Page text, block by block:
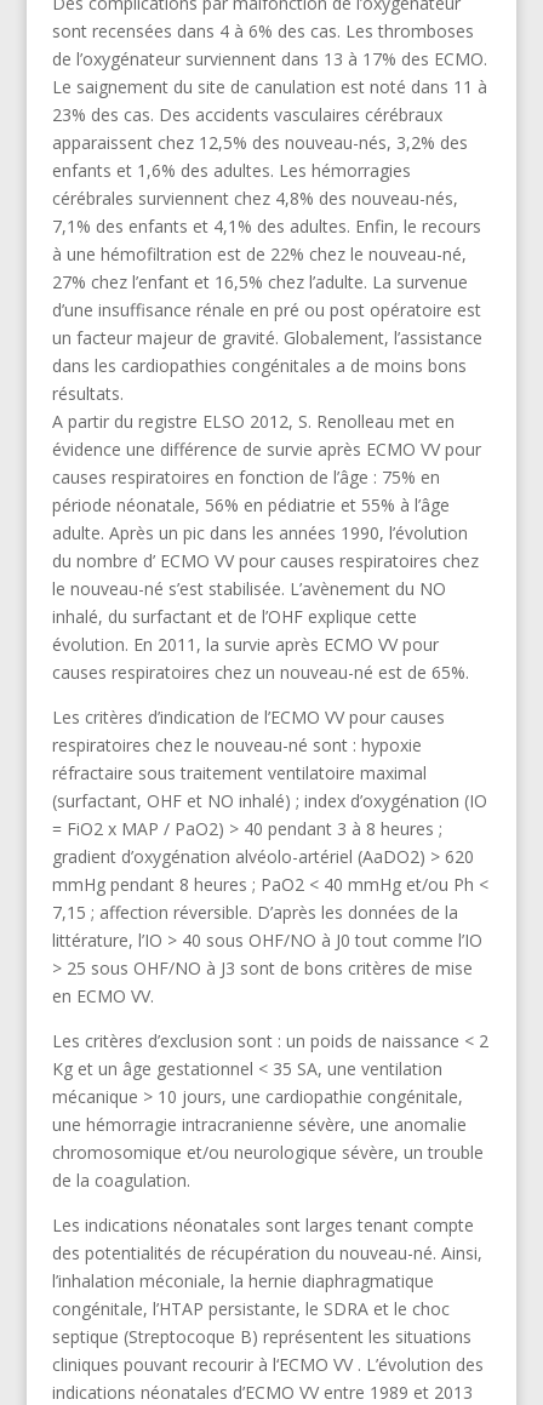
sont recensées dans 4 à 6% des cas. Les thromboses
de l’oxygénateur surviennent dans 13 à 17% des ECMO.
Le saignement du site de canulation est noté dans 11 à
23% des cas. Des accidents vasculaires cérébraux
apparaissent chez 12,5% des nouveau-nés, 3,2% des
enfants et 1,6% des adultes. Les hémorragies
cérébrales surviennent chez 4,8% des nouveau-nés,
7,1% des enfants et 4,1% des adultes. Enfin, le recours
à une hémofiltration est de 22% chez le nouveau-né,
27% chez l’enfant et 16,5% chez l’adulte. La survenue
d’une insuffisance rénale en pré ou post opératoire est
un facteur majeur de gravité. Globalement, l’assistance
dans les cardiopathies congénitales a de moins bons
résultats.
A partir du registre ELSO 2012, S. Renolleau met en
évidence une différence de survie après ECMO VV pour
causes respiratoires en fonction de l’âge : 75% en
période néonatale, 56% en pédiatrie et 55% à l’âge
adulte. Après un pic dans les années 1990, l’évolution
du nombre d’ ECMO VV pour causes respiratoires chez
le nouveau-né s’est stabilisée. L’avènement du NO
inhalé, du surfactant et de l’OHF explique cette
évolution. En 2011, la survie après ECMO VV pour
causes respiratoires chez un nouveau-né est de 65%.
Les critères d’indication de l’ECMO VV pour causes
respiratoires chez le nouveau-né sont : hypoxie
réfractaire sous traitement ventilatoire maximal
(surfactant, OHF et NO inhalé) ; index d’oxygénation (IO
= FiO2 x MAP / PaO2) > 40 pendant 3 à 8 heures ;
gradient d’oxygénation alvéolo-artériel (AaDO2) > 620
mmHg pendant 8 heures ; PaO2 < 40 mmHg et/ou Ph <
7,15 ; affection réversible. D’après les données de la
littérature, l’IO > 40 sous OHF/NO à J0 tout comme l’IO
> 25 sous OHF/NO à J3 sont de bons critères de mise
en ECMO VV.
Les critères d’exclusion sont : un poids de naissance < 2
Kg et un âge gestationnel < 35 SA, une ventilation
mécanique > 10 jours, une cardiopathie congénitale,
une hémorragie intracranienne sévère, une anomalie
chromosomique et/ou neurologique sévère, un trouble
de la coagulation.
Les indications néonatales sont larges tenant compte
des potentialités de récupération du nouveau-né. Ainsi,
l’inhalation méconiale, la hernie diaphragmatique
congénitale, l’HTAP persistante, le SDRA et le choc
septique (Streptocoque B) représentent les situations
cliniques pouvant recourir à l‘ECMO VV . L’évolution des
indications néonatales d’ECMO VV entre 1989 et 2013